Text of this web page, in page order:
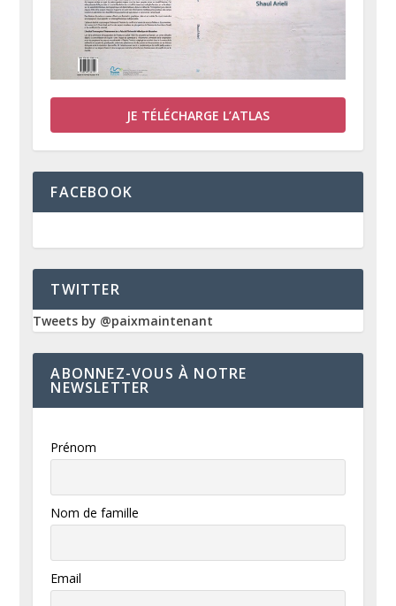
JE TÉLÉCHARGE L’ATLAS
FACEBOOK
TWITTER
Tweets by @paixmaintenant
ABONNEZ-VOUS À NOTRE
NEWSLETTER
Prénom
Nom de famille
Email